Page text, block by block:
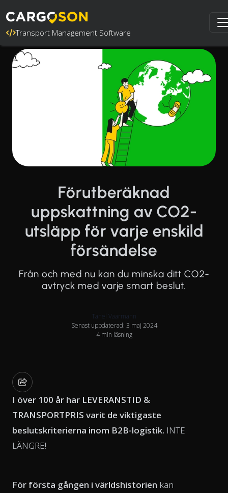
Transport Management Software
Förutberäknad
uppskattning av CO2-
utsläpp för varje enskild
försändelse
Från och med nu kan du minska ditt CO2-
avtryck med varje smart beslut.
Tanel Vaarmann
Senast uppdaterad: 3 maj 2024
4 min läsning
I över 100 år har LEVERANSTID &
TRANSPORTPRIS varit de viktigaste
beslutskriterierna inom B2B-logistik. INTE
LÄNGRE!
För första gången i världshistorien kan